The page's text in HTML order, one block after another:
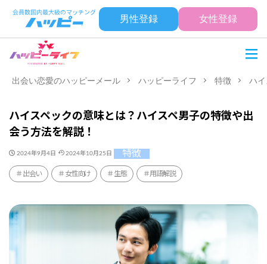
男性登録 女性登録
出会い恋愛のハッピーメール ハッピーライフ 特徴 ハ
ハイスペックの意味とは？ハイスペ男子の特徴や出
会う方法を解説！
2024年9月4日 2024年10月25日 特徴
出会い 女性向け 生態 用語解説